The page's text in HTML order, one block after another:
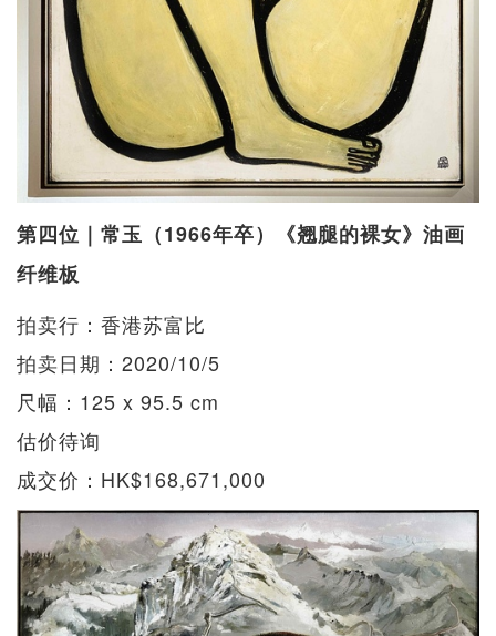
第四位｜常玉（1966年卒）《翘腿的裸女》油画
纤维板
拍卖行：香港苏富比
拍卖日期：2020/10/5
尺幅：125 x 95.5 cm
估价待询
成交价：HK$168,671,000